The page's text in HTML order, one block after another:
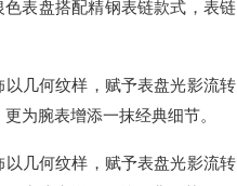
表盘搭配精钢表链款式，表链
几何纹样，赋予表盘光影流转
为腕表增添一抹经典细节。
几何纹样，赋予表盘光影流转